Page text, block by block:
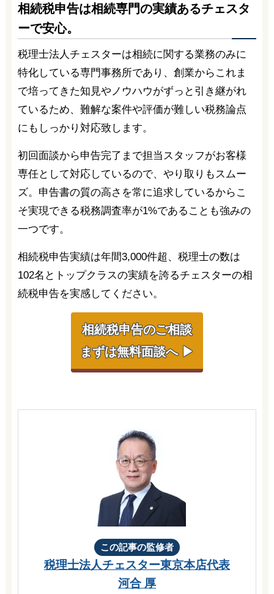
相続税申告は相続専門の実績あるチェスタ
ーで安心。
税理士法人チェスターは相続に関する業務のみに
特化している専門事務所であり、創業からこれま
で培ってきた知見やノウハウがずっと引き継がれ
ているため、難解な案件や評価が難しい税務論点
にもしっかり対応致します。
初回面談から申告完了まで担当スタッフがお客様
専任として対応しているので、やり取りもスムー
ズ。申告書の質の高さを常に追求しているからこ
そ実現できる税務調査率が1%であることも強みの
一つです。
相続税申告実績は年間3,000件超、税理士の数は
102名とトップクラスの実績を誇るチェスターの相
続税申告を実感してください。
相続税申告のご相談
まずは無料面談へ ▶
この記事の監修者
税理士法人チェスター東京本店代表
河合 厚